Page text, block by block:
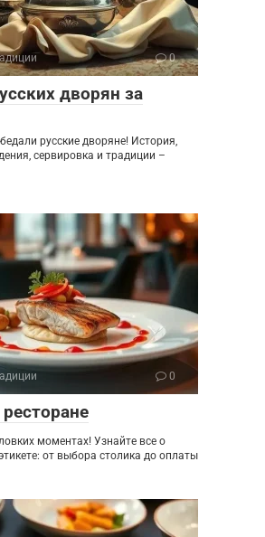
0
дворян за
русские дворяне! История,
сервировка и традиции –
0
моментах! Узнайте все о
от выбора столика до оплаты